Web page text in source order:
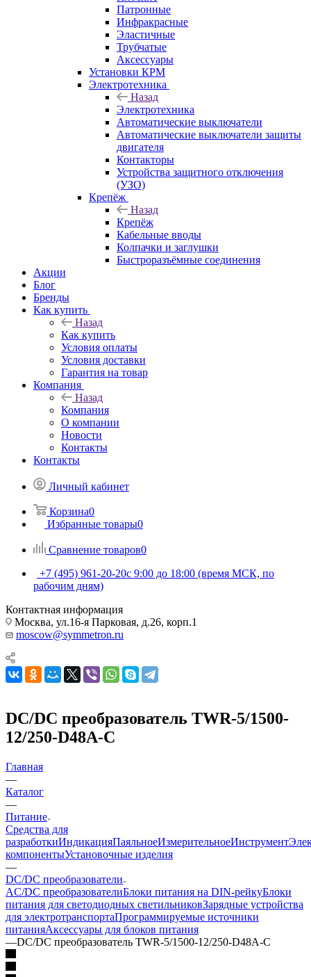
Патронные
Инфракрасные
Эластичные
Трубчатые
Аксессуары
Установки КРМ
Электротехника
Назад
Электротехника
Автоматические выключатели
Автоматические выключатели защиты
двигателя
Контакторы
Устройства защитного отключения
(УЗО)
Крепёж
Назад
Крепёж
Кабельные вводы
Колпачки и заглушки
Быстроразъёмные соединения
Акции
Блог
Бренды
Как купить
Назад
Как купить
Условия оплаты
Условия доставки
Гарантия на товар
Компания
Назад
Компания
О компании
Новости
Контакты
Контакты
Личный кабинет
Корзина0
Избранные товары0
Сравнение товаров0
+7 (495) 961-20-20с 9:00 до 18:00 (время МСК, по
рабочим дням)
Контактная информация
Москва, ул.16-я Парковая, д.26, корп.1
moscow@symmetron.ru
DC/DC преобразователь TWR-5/1500-
12/250-D48A-C
Главная
—
Каталог
—
Питание
Средства для
разработкиИндикацияПаяльноеИзмерительноеИнструмент
компонентыУстановочные изделия
—
DC/DC преобразователи
AC/DC преобразователиБлоки питания на DIN-рейкуБлоки
питания для светодиодных светильниковЗарядные устройства
для электротранспортаПрограммируемые источники
питанияАксессуары для блоков питания
—DC/DC преобразователь TWR-5/1500-12/250-D48A-C